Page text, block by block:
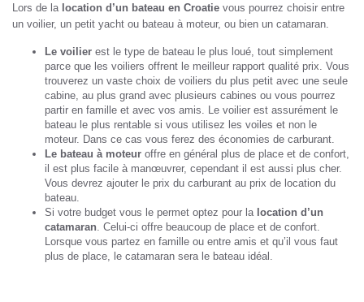
Lors de la location d’un bateau en Croatie vous pourrez choisir entre
un voilier, un petit yacht ou bateau à moteur, ou bien un catamaran.
Le voilier est le type de bateau le plus loué, tout simplement
parce que les voiliers offrent le meilleur rapport qualité prix. Vous
trouverez un vaste choix de voiliers du plus petit avec une seule
cabine, au plus grand avec plusieurs cabines ou vous pourrez
partir en famille et avec vos amis. Le voilier est assurément le
bateau le plus rentable si vous utilisez les voiles et non le
moteur. Dans ce cas vous ferez des économies de carburant.
Le bateau à moteur offre en général plus de place et de confort,
il est plus facile à manœuvrer, cependant il est aussi plus cher.
Vous devrez ajouter le prix du carburant au prix de location du
bateau.
Si votre budget vous le permet optez pour la location d’un
catamaran . Celui-ci offre beaucoup de place et de confort.
Lorsque vous partez en famille ou entre amis et qu’il vous faut
plus de place, le catamaran sera le bateau idéal.